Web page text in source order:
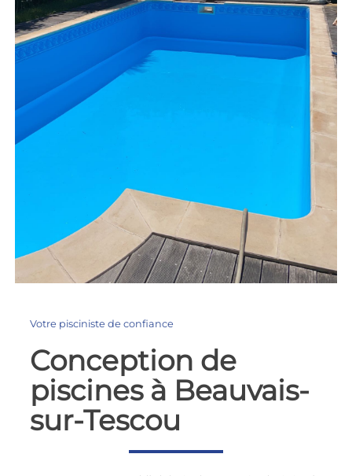
Votre pisciniste de confiance
Conception de
piscines à Beauvais-
sur-Tescou